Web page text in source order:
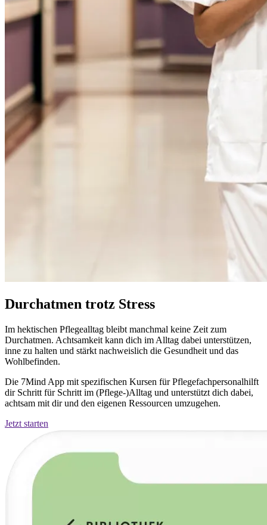
Durchatmen trotz Stress
Im hektischen Pflegealltag bleibt manchmal keine Zeit zum
Durchatmen. Achtsamkeit kann dich im Alltag dabei unterstützen,
inne zu halten und stärkt nachweislich die Gesundheit und das
Wohlbefinden.
Die 7Mind App mit spezifischen Kursen für Pflegefachpersonalhilft
dir Schritt für Schritt im (Pflege-)Alltag und unterstützt dich dabei,
achtsam mit dir und den eigenen Ressourcen umzugehen.
Jetzt starten